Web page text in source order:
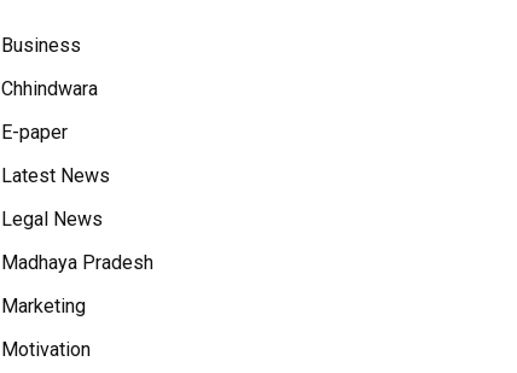
Business
Chhindwara
E-paper
Latest News
Legal News
Madhaya Pradesh
Marketing
Motivation